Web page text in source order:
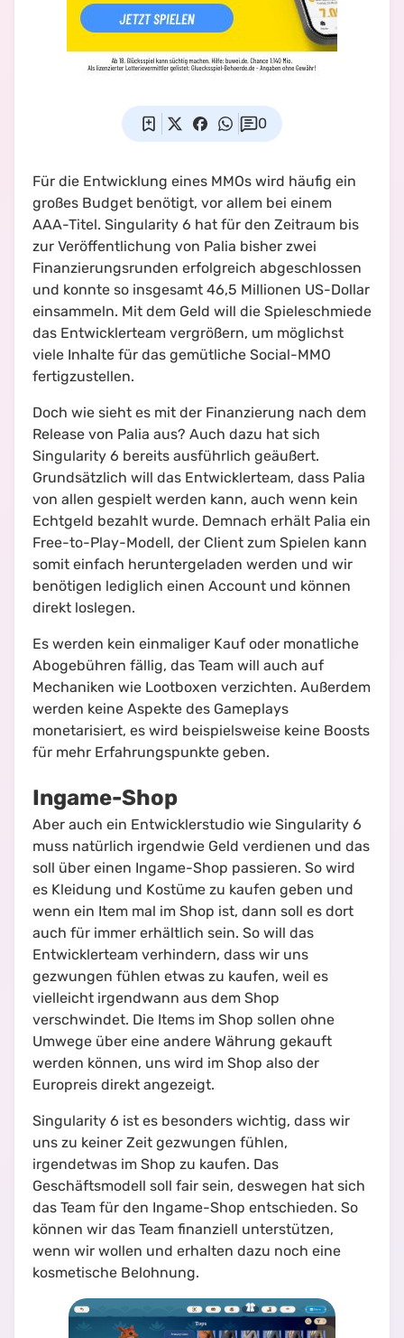
0
Für die Entwicklung eines MMOs wird häufig ein
großes Budget benötigt, vor allem bei einem
AAA-Titel. Singularity 6 hat für den Zeitraum bis
zur Veröffentlichung von Palia bisher zwei
Finanzierungsrunden erfolgreich abgeschlossen
und konnte so insgesamt 46,5 Millionen US-Dollar
einsammeln. Mit dem Geld will die Spieleschmiede
das Entwicklerteam vergrößern, um möglichst
viele Inhalte für das gemütliche Social-MMO
fertigzustellen.
Doch wie sieht es mit der Finanzierung nach dem
Release von Palia aus? Auch dazu hat sich
Singularity 6 bereits ausführlich geäußert.
Grundsätzlich will das Entwicklerteam, dass Palia
von allen gespielt werden kann, auch wenn kein
Echtgeld bezahlt wurde. Demnach erhält Palia ein
Free-to-Play-Modell, der Client zum Spielen kann
somit einfach heruntergeladen werden und wir
benötigen lediglich einen Account und können
direkt loslegen.
Es werden kein einmaliger Kauf oder monatliche
Abogebühren fällig, das Team will auch auf
Mechaniken wie Lootboxen verzichten. Außerdem
werden keine Aspekte des Gameplays
monetarisiert, es wird beispielsweise keine Boosts
für mehr Erfahrungspunkte geben.
Ingame-Shop
Aber auch ein Entwicklerstudio wie Singularity 6
muss natürlich irgendwie Geld verdienen und das
soll über einen Ingame-Shop passieren. So wird
es Kleidung und Kostüme zu kaufen geben und
wenn ein Item mal im Shop ist, dann soll es dort
auch für immer erhältlich sein. So will das
Entwicklerteam verhindern, dass wir uns
gezwungen fühlen etwas zu kaufen, weil es
vielleicht irgendwann aus dem Shop
verschwindet. Die Items im Shop sollen ohne
Umwege über eine andere Währung gekauft
werden können, uns wird im Shop also der
Europreis direkt angezeigt.
Singularity 6 ist es besonders wichtig, dass wir
uns zu keiner Zeit gezwungen fühlen,
irgendetwas im Shop zu kaufen. Das
Geschäftsmodell soll fair sein, deswegen hat sich
das Team für den Ingame-Shop entschieden. So
können wir das Team finanziell unterstützen,
wenn wir wollen und erhalten dazu noch eine
kosmetische Belohnung.